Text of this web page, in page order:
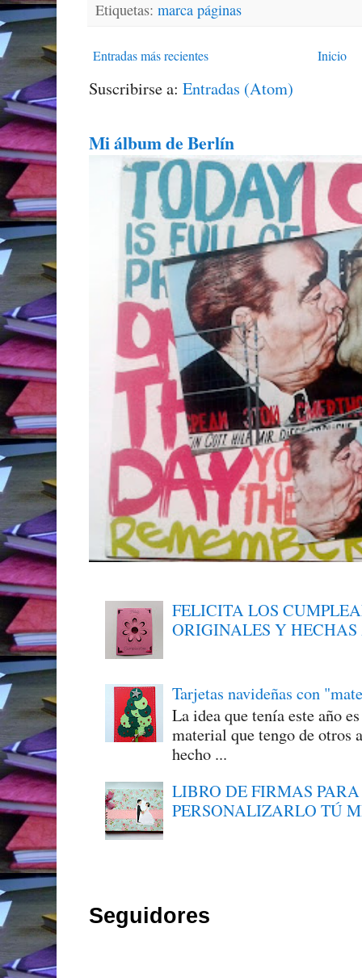
Etiquetas: marca páginas
Entradas más recientes Inicio
Suscribirse a: Entradas (Atom)
Mi álbum de Berlín
FELICITA LOS
ORIGINALES Y
Tarjetas navideñas con
La idea que tenía este año
material que tengo de otros
hecho ...
LIBRO DE FIRMAS
PERSONALIZARLO TÚ
Seguidores